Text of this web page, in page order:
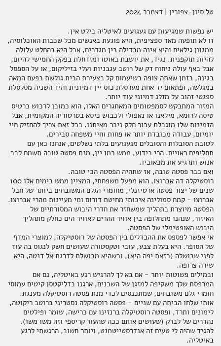
טל סיון-צפורין | דצמבר 2024
יש נפשות שמגיעות עם געגועים לאיטליה בילט אין.
זו לא תופעה מאד ספציפית, היא פוגעת באנשים מכל שכבות האוכלוסיה,
ממגוון גילאים והיא אינה מבדילה בין מגדרים, אבל היא בהחלט עלולה
להיות תוקפנית. נגיד, את יושבת באוטו ומזדחלת בפקק החמישי להיום,
אבל באף עולה ניחוח דק של רוטב עגבניות ועלי בזיליקום, או על הספסל
בגינה, בזמן שאתה צופה בשיעמום קל בצעירת הבית גולשת בפעם המאה
במגלשה, ופתאום יד אחת מערסלת כוס יין דמיונית והיד השניה מסלסלת
ספגטי זהוב על מזלג דמיוני עוד יותר.
המזור המתבקש לסמפטומים המאתגרים האלו, הוא כמובן לרכוש כרטיס
טיסה לרומא, מילאנו או נאפולי ולכבוש כיסא בטרטוריה המקומית, אבל
הזמינות שלו מוגבלת עבור חלק ניכר מאיתנו. בכל זאת צריך להחזיק חיי
יומיום, עבודה מכובדת יותר או פחות וחיי משפחה סבירים.
לטובת הסובלות והסובלים מגעגועים בלתי נשלטים, אנחנו כאן עם
תחליפים ראויים. הרי כידוע, ממש כמו יין, מנת פסטה טובה תשמח לבב
אנוש ותרגיע את מכאוביו.
ואם כבר פסטה טובה, אז שתהיה הפסטה הכי טובה.
רוסטיקלה דה אברוצו, הוא מפעל משפחתי, המציין ממש בימים אלו 100
שנים של יצור פסטה ארטיזנלי, מחומרי הגלם המשובחים ביותר של חבל
אברוצו - קמח סמולינה איכותי מחיטת דורום ומי מעיינות מהרי אברוצו.
הפסטה מיוצרת בתהליך שמשחזר את חדרי היבוש המסורתיים של
האיזור, שנהנו מתחלופה בין אוויר ההרים לאוויר הים כחלק מתהליך
היבוש האופטימלי של הפסטה.
אי אפשר לפספס את ההבדלים בין הפסטה של רוסטיקלה, למוצרי המדף
של הסופר. היא בעלת צבע, עובי וטקסטורה שעושים חשק לנגוס בה עוד
לפני שבושלה (כזאת יפה היא), וכשהיא מבושלת לדרגת אל דנטה, היא
שירה צרופה.
ובמילים פשוטות יותר - אם בא לך להרגיש רגע באיטליה, גם אם
המרפסת שלך משקיפה למזגן של השכנים, ארגנו בדליקטסן קיטים עמוסי
חומרי גלם משובחים, שמתכנסים לכדי מנת פסטה רוסטיקלה מענגת.
אותי שלחו הביתה עם שניים - פסטה רוסטיקלה נסטריני ברוטב ריקוטה,
לימונים ותרד, ופסטה רוסטיקלה ברנזינו עם כרישה, שומר ופילטים
נהדרים של לברק (שעושים אותם ככה שהעור קריספי וזה משו משו).
להגיד שהיה לי טעים זה אנדרסטייטמנט, ויותר חשוב, הרגשתי לרגע
באיטליה.
מתנות לראש השנה
להשלמת האירוח
ממרחים מתוקים, שוקולד וממתקים
קפה ותה
ביצים וחלב
טקסטיל
סלים ותיקים
נרות וריחות
ילדים
אקססוריז
ספרים ומוצרי נייר